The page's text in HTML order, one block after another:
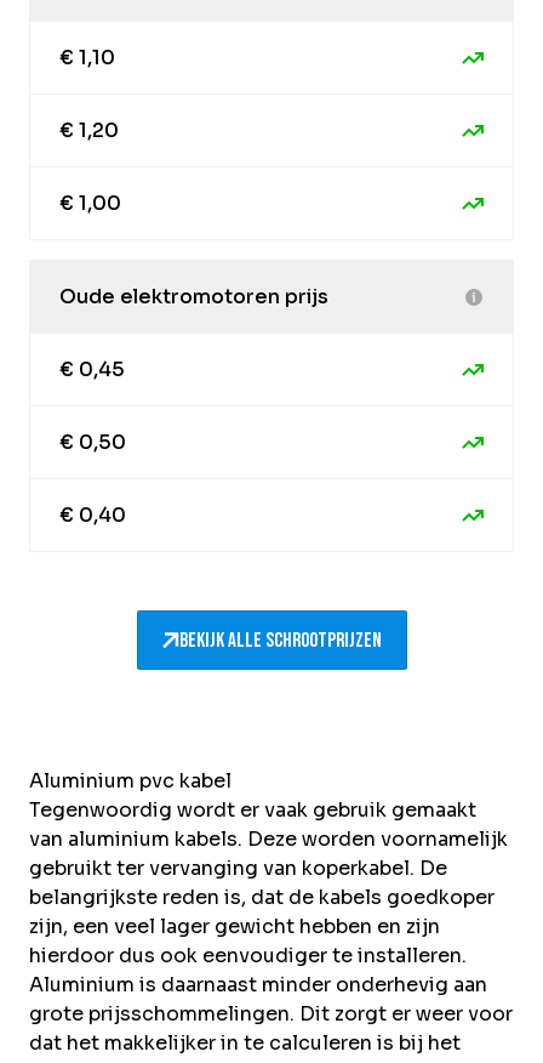
€ 1,10
€ 1,20
€ 1,00
Oude elektromotoren prijs
€ 0,45
€ 0,50
€ 0,40
Bekijk alle schrootprijzen
Aluminium pvc kabel
Tegenwoordig wordt er vaak gebruik gemaakt
van aluminium kabels. Deze worden voornamelijk
gebruikt ter vervanging van koperkabel. De
belangrijkste reden is, dat de kabels goedkoper
zijn, een veel lager gewicht hebben en zijn
hierdoor dus ook eenvoudiger te installeren.
Aluminium is daarnaast minder onderhevig aan
grote prijsschommelingen. Dit zorgt er weer voor
dat het makkelijker in te calculeren is bij het